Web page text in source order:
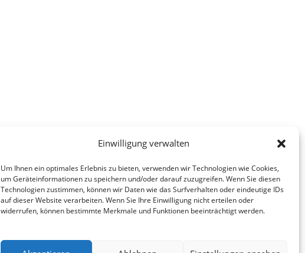
Einwilligung verwalten
Um Ihnen ein optimales Erlebnis zu bieten, verwenden wir Technologien wie Cookies,
um Geräteinformationen zu speichern und/oder darauf zuzugreifen. Wenn Sie diesen
Technologien zustimmen, können wir Daten wie das Surfverhalten oder eindeutige IDs
auf dieser Website verarbeiten. Wenn Sie Ihre Einwilligung nicht erteilen oder
widerrufen, können bestimmte Merkmale und Funktionen beeinträchtigt werden.